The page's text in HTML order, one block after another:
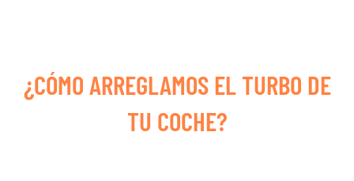
¿CÓMO ARREGLAMOS EL TURBO DE
TU COCHE?